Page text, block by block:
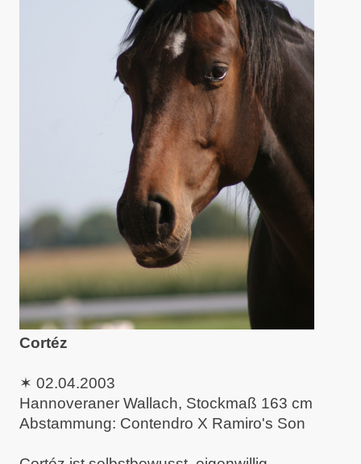
Cortéz
✶ 02.04.2003
Hannoveraner Wallach, Stockmaß 163 cm
Abstammung: Contendro X Ramiro's Son